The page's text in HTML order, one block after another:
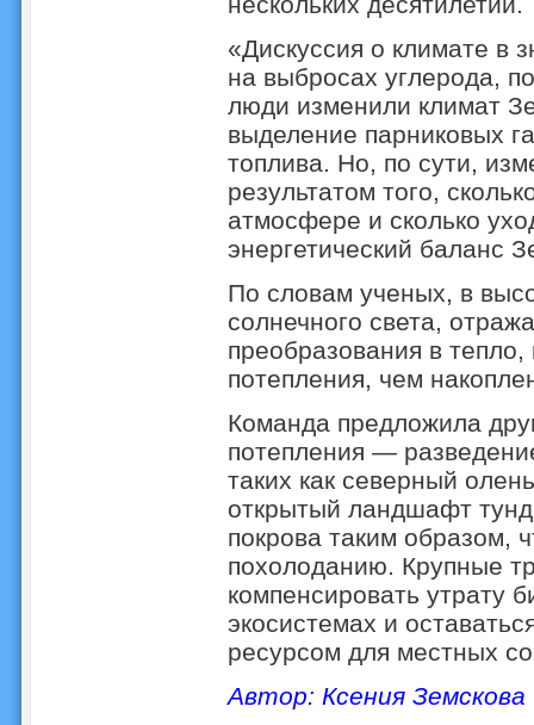
«Дискуссия о климате в
на выбросах углерода,
люди изменили климат
выделение парниковых
топлива. Но, по сути,
результатом того,
атмосфере и сколько
энергетический баланс
По словам ученых, в
солнечного света,
преобразования в
потепления, чем
Команда предложила
потепления —
таких как северный
открытый ландшафт
покрова таким образом,
похолоданию. Крупные
компенсировать утрату
экосистемах и
ресурсом для местных
Автор: Ксения Земскова